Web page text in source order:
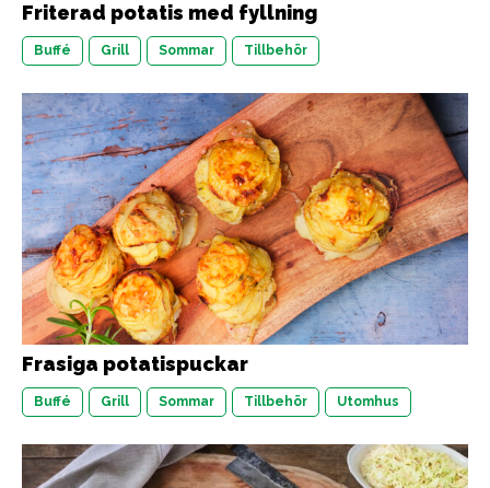
Friterad potatis med fyllning
Buffé Grill Sommar Tillbehör
Frasiga potatispuckar
Buffé Grill Sommar Tillbehör Utomhus